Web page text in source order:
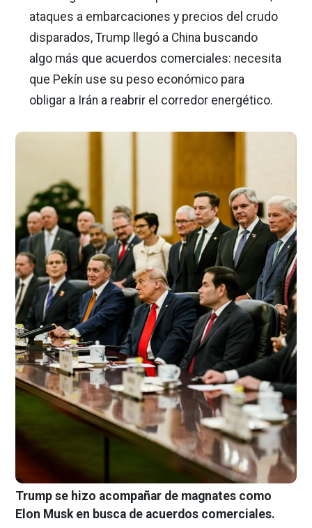
ataques a embarcaciones y precios del crudo
disparados, Trump llegó a China buscando
algo más que acuerdos comerciales: necesita
que Pekín use su peso económico para
obligar a Irán a reabrir el corredor energético.
Trump se hizo acompañar de magnates como
Elon Musk en busca de acuerdos comerciales.